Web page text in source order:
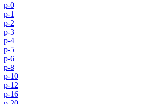
p-0
p-1
p-2
p-3
p-4
p-5
p-6
p-8
p-10
p-12
p-16